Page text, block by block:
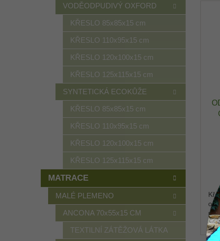
VODĚODPUDIVÝ OXFORD
KŘESLO 85x85x15 cm
KŘESLO 110x95x15 cm
KŘESLO 120x100x15 cm
KŘESLO 125x115x15 cm
SYNTETICKÁ ECOKŮŽE
KŘESLO 85x85x15 cm
KŘESLO 110x95x15 cm
KŘESLO 120x100x15 cm
KŘESLO 125x115x15 cm
MATRACE
MALÉ PLEMENO
ANCONA 70x55x15 CM
TEXTILNÍ ZÁTĚŽOVÁ LÁTKA